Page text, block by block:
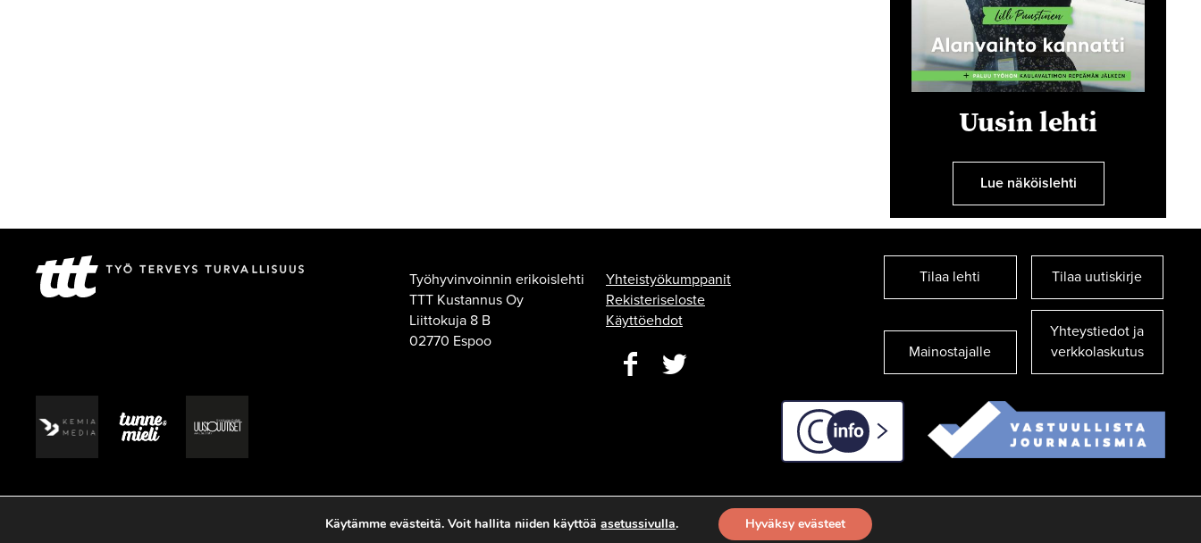
Uusin lehti
Lue näköislehti
Työhyvinvoinnin erikoislehti
TTT Kustannus Oy
Liittokuja 8 B
02770 Espoo
Yhteistyökumppanit
Rekisteriseloste
Käyttöehdot
Tilaa lehti Tilaa uutiskirje
Mainostajalle
Yhteystiedot ja
verkkolaskutus
C-info
Käytämme evästeitä. Voit hallita niiden käyttöäasetussivulla. Hyväksy evästeet